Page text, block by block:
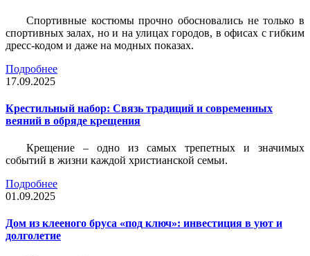
Спортивные костюмы прочно обосновались не только в
спортивных залах, но и на улицах городов, в офисах с гибким
дресс-кодом и даже на модных показах.
Подробнее
17.09.2025
Крестильный набор: Связь традиций и современных
веяний в обряде крещения
Крещение – одно из самых трепетных и значимых
событий в жизни каждой христианской семьи.
Подробнее
01.09.2025
Дом из клееного бруса «под ключ»: инвестиция в уют и
долголетие